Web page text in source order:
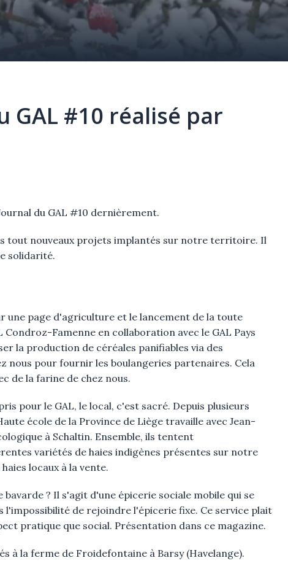
GAL #10 réalisé par
du GAL #10 dernièrement.
tout nouveaux projets implantés sur notre territoire. Il
solidarité.
une page d'agriculture et le lancement de la toute
Famenne en collaboration avec le GAL Pays
la production de céréales panifiables via des
nous pour fournir les boulangeries partenaires. Cela
de la farine de chez nous.
pour le GAL, le local, c'est sacré. Depuis plusieurs
école de la Province de Liège travaille avec Jean-
à Schaltin. Ensemble, ils tentent
variétés de haies indigènes présentes sur notre
locaux à la vente.
? Il s'agit d'une épicerie sociale mobile qui se
l'impossibilité de rejoindre l'épicerie fixe. Ce service plait
pratique que social. Présentation dans ce magazine.
à la ferme de Froidefontaine à Barsy (Havelange).